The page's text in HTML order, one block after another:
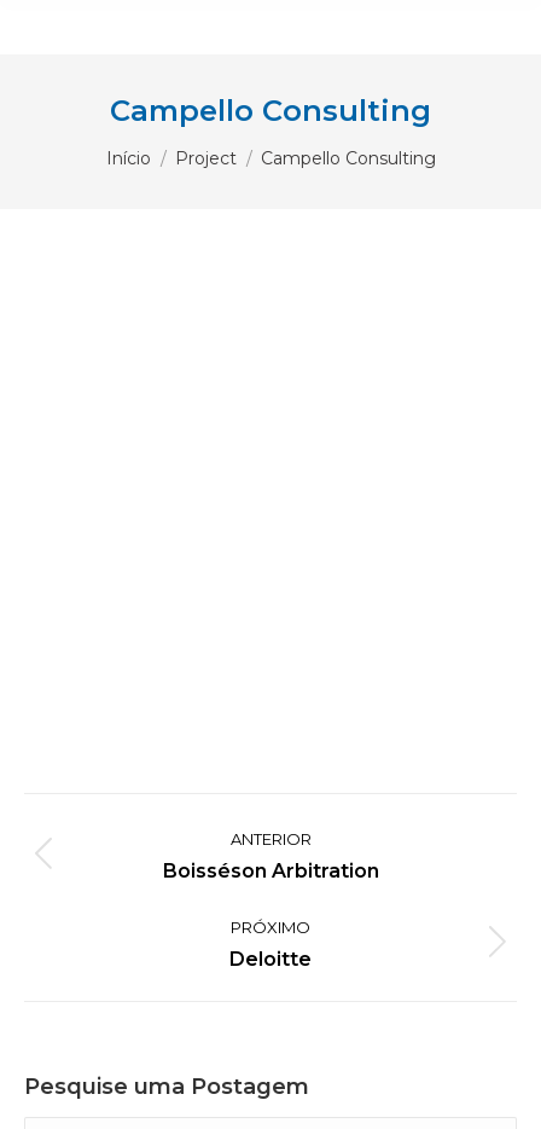
Campello Consulting
Início Project Campello Consulting
navigation
ANTERIOR
Previous
Boisséson Arbitration
PRÓXIMO
Next
Deloitte
Pesquise uma Postagem